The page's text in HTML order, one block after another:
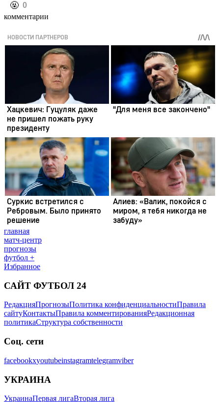
️🤬 0
комментарии
главная
матч-центр
прогнозы
футбол +
Избранное
САЙТ ФУТБОЛ 24
РедакцияПрогнозыПолитика конфиденциальностиПравила
сайтуКонтактыПравила комментированияРедакционная
политикаСтруктура собственности
Соц. сети
facebookxyoutubeinstagramtelegramviber
УКРАИНА
УкраинаПервая лигаВторая лига